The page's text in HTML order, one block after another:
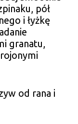
pół
i łyżkę
granatu,
od rana i